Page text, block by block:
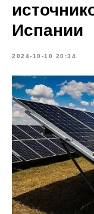
Испании
2024-10-10 20:34